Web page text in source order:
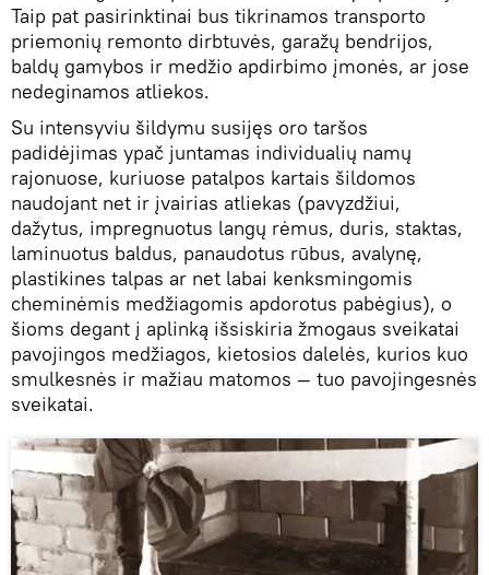
Taip pat pasirinktinai bus tikrinamos transporto
priemonių remonto dirbtuvės, garažų bendrijos,
baldų gamybos ir medžio apdirbimo įmonės, ar jose
nedeginamos atliekos.
Su intensyviu šildymu susijęs oro taršos
padidėjimas ypač juntamas individualių namų
rajonuose, kuriuose patalpos kartais šildomos
naudojant net ir įvairias atliekas (pavyzdžiui,
dažytus, impregnuotus langų rėmus, duris, staktas,
laminuotus baldus, panaudotus rūbus, avalynę,
plastikines talpas ar net labai kenksmingomis
cheminėmis medžiagomis apdorotus pabėgius), o
šioms degant į aplinką išsiskiria žmogaus sveikatai
pavojingos medžiagos, kietosios dalelės, kurios kuo
smulkesnės ir mažiau matomos — tuo pavojingesnės
sveikatai.